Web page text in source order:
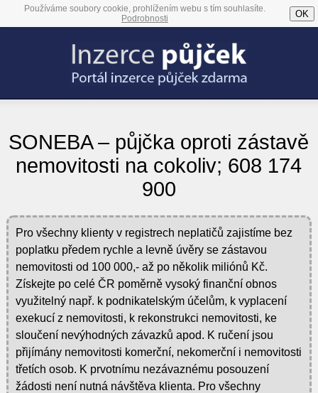
Používáme soubory cookie, prohlížením webu s tím souhlasíte.
Podrobnosti
OK
SONEBA – půjčka oproti zástavě
nemovitosti na cokoliv; 608 174
900
Pro všechny klienty v registrech neplatičů zajistíme bez
poplatku předem rychle a levně úvěry se zástavou
nemovitosti od 100 000,- až po několik miliónů Kč.
Získejte po celé ČR poměrně vysoký finanční obnos
využitelný např. k podnikatelským účelům, k vyplacení
exekucí z nemovitosti, k rekonstrukci nemovitosti, ke
sloučení nevýhodných závazků apod. K ručení jsou
přijímány nemovitosti komerční, nekomerční i nemovitosti
třetích osob. K prvotnímu nezávaznému posouzení
žádosti není nutná návštěva klienta. Pro všechny